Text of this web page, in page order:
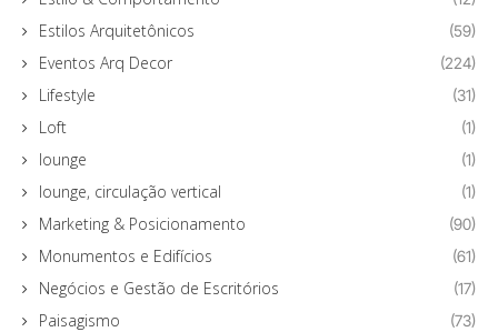
Estilos Arquitetônicos (59)
Eventos Arq Decor (224)
Lifestyle (31)
Loft (1)
lounge (1)
lounge, circulação vertical (1)
Marketing & Posicionamento (90)
Monumentos e Edifícios (61)
Negócios e Gestão de Escritórios (17)
Paisagismo (73)